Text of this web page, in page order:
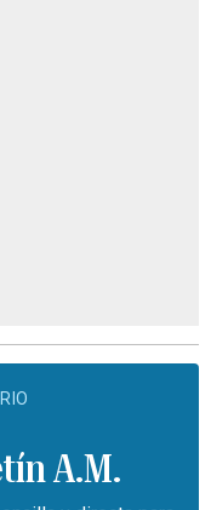
A.M.